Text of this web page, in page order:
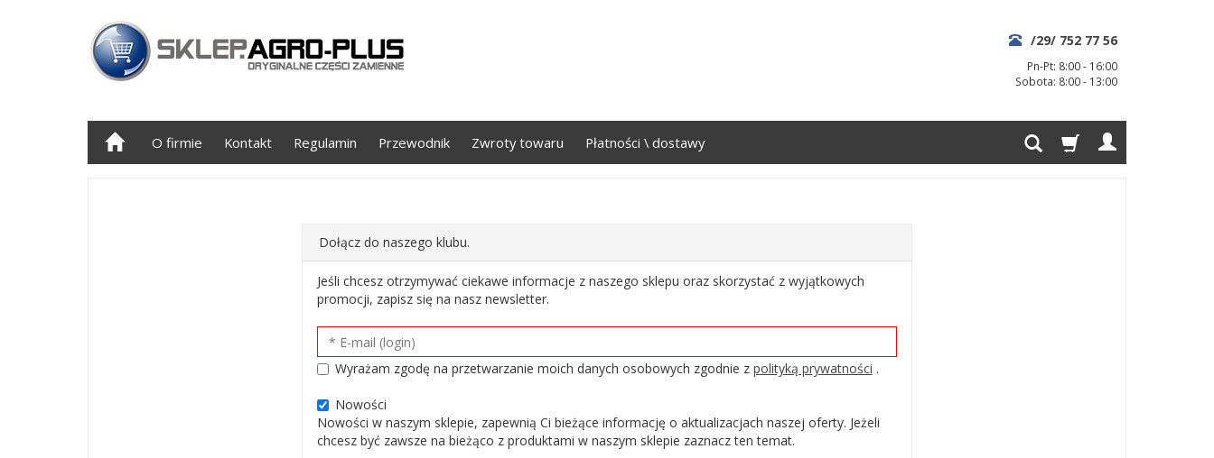
/29/ 752 77 56
Pn-Pt: 8:00 - 16:00
Sobota: 8:00 - 13:00
O firmie Kontakt Regulamin Przewodnik Zwroty towaru Płatności \ dostawy
Dołącz do naszego klubu.
Jeśli chcesz otrzymywać ciekawe informacje z naszego sklepu oraz skorzystać z wyjątkowych
promocji, zapisz się na nasz newsletter.
Wyrażam zgodę na przetwarzanie moich danych osobowych zgodnie z polityką prywatności .
Nowości
Nowości w naszym sklepie, zapewnią Ci bieżące informację o aktualizacjach naszej oferty. Jeżeli
chcesz być zawsze na bieżąco z produktami w naszym sklepie zaznacz ten temat.